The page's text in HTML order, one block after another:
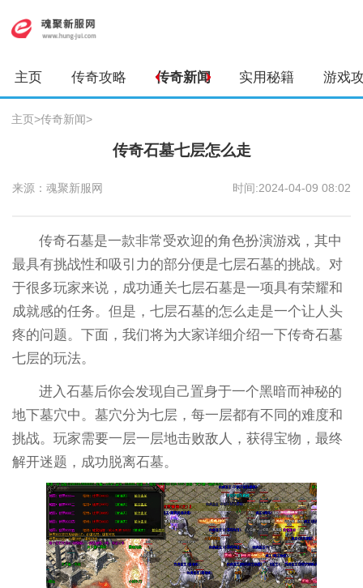
主页 传奇攻略 传奇新闻 实用秘籍 游戏
主页>传奇新闻>
传奇石墓七层怎么走
来源：魂聚新服网 时间:2024-04-09 08:02
传奇石墓是一款非常受欢迎的角色扮演游戏，其中
最具有挑战性和吸引力的部分便是七层石墓的挑战。对
于很多玩家来说，成功通关七层石墓是一项具有荣耀和
成就感的任务。但是，七层石墓的怎么走是一个让人头
疼的问题。下面，我们将为大家详细介绍一下传奇石墓
七层的玩法。
进入石墓后你会发现自己置身于一个黑暗而神秘的
地下墓穴中。墓穴分为七层，每一层都有不同的难度和
挑战。玩家需要一层一层地击败敌人，获得宝物，最终
解开迷题，成功脱离石墓。